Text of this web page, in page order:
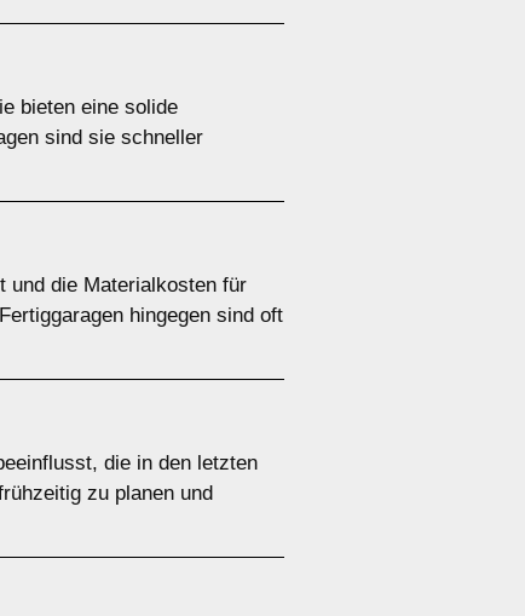
bieten eine solide
sind sie schneller
und die Materialkosten für
hingegen sind oft
die in den letzten
zu planen und